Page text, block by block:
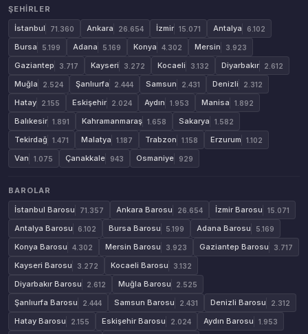
ŞEHIRLER
İstanbul
71.360 Ankara 26.654 İzmir 15.071 Antalya 6.102
Bursa 5.199 Adana 5.169 Konya 4.302 Mersin 3.923
Gaziantep 3.717 Kayseri 3.272 Kocaeli 3.132 Diyarbakır 2.612
Muğla 2.524 Şanlıurfa 2.444 Samsun 2.431 Denizli 2.312
Hatay 2.155 Eskişehir 2.024 Aydın 1.953 Manisa 1.892
Balıkesir 1.891 Kahramanmaraş 1.658 Sakarya 1.582
Tekirdağ 1.471 Malatya 1.187 Trabzon 1.158 Erzurum 1.102
Van 1.075 Çanakkale 943 Osmaniye 929
BAROLAR
İstanbul Barosu
71.357 Ankara Barosu 26.654 İzmir Barosu 15.071
Antalya Barosu 6.102 Bursa Barosu 5.199 Adana Barosu 5.169
Konya Barosu 4.302 Mersin Barosu 3.923 Gaziantep Barosu 3.717
Kayseri Barosu 3.272 Kocaeli Barosu 3.132
Diyarbakır Barosu 2.612 Muğla Barosu 2.525
Şanlıurfa Barosu 2.444 Samsun Barosu 2.431 Denizli Barosu 2.312
Hatay Barosu 2.155 Eskişehir Barosu 2.024 Aydın Barosu 1.953